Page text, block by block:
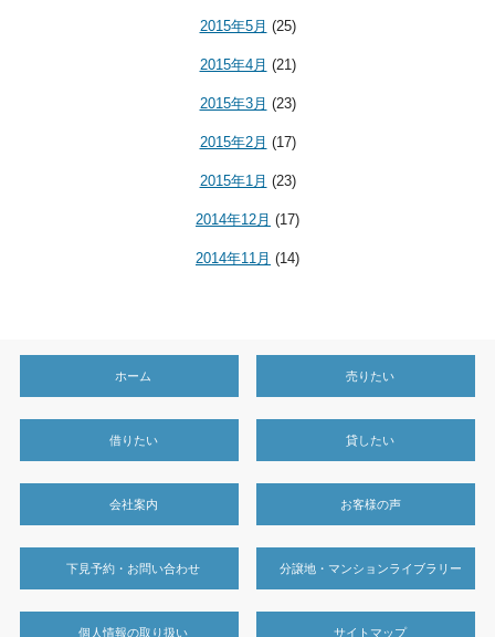
2015年5月 (25)
2015年4月 (21)
2015年3月 (23)
2015年2月 (17)
2015年1月 (23)
2014年12月 (17)
2014年11月 (14)
ホーム 売りたい
借りたい 貸したい
会社案内 お客様の声
下見予約・お問い合わせ 分譲地・マンションライブラリー
個人情報の取り扱い サイトマップ